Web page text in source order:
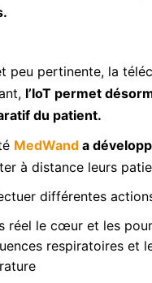
peu pertinente, la
l’IoT permet
du patient.
MedWand a
à distance leurs
différentes
réel le cœur et les
respiratoires et